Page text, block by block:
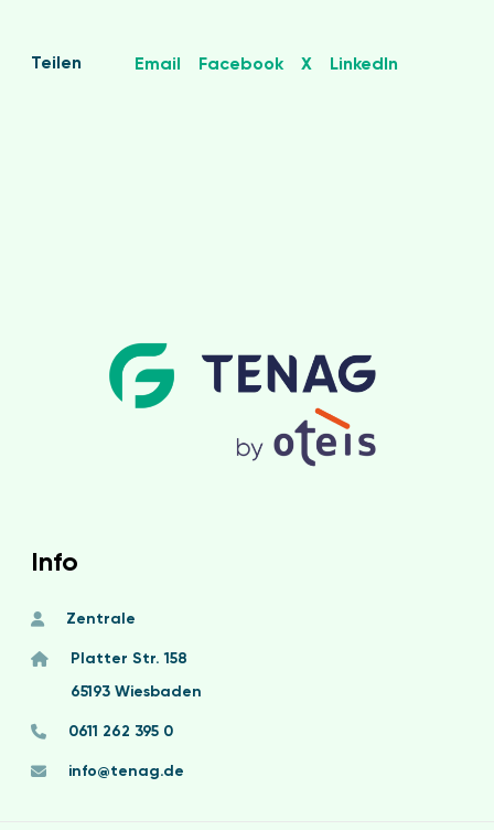
Teilen Email Facebook X LinkedIn
Info
Zentrale
Platter Str. 158
65193 Wiesbaden
0611 262 395 0
info@tenag.de